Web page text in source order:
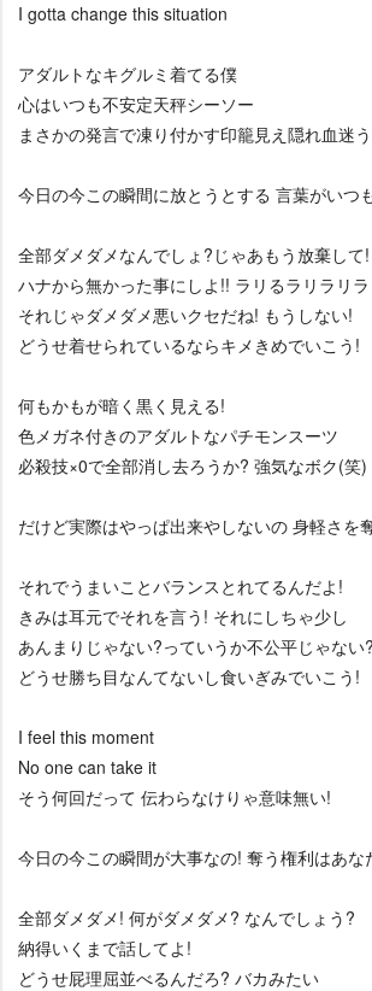
I gotta change this situation
アダルトなキグルミ着てる僕
心はいつも不安定天秤シーソー
まさかの発言で凍り付かす印籠見え隠れ血迷
今日の今この瞬間に放とうとする 言葉がいつ
全部ダメダメなんでしょ?じゃあもう放棄して!
ハナから無かった事にしよ!! ラリるラリラリラ
それじゃダメダメ悪いクセだね! もうしない!
どうせ着せられているならキメきめでいこう!
何もかもが暗く黒く見える!
色メガネ付きのアダルトなパチモンスーツ
必殺技×0で全部消し去ろうか? 強気なボク(笑)
だけど実際はやっぱ出来やしないの 身軽さを
それでうまいことバランスとれてるんだよ!
きみは耳元でそれを言う! それにしちゃ少し
あんまりじゃない?っていうか不公平じゃない?
どうせ勝ち目なんてないし食いぎみでいこう!
I feel this moment
No one can take it
そう何回だって 伝わらなけりゃ意味無い!
今日の今この瞬間が大事なの! 奪う権利はあな
全部ダメダメ! 何がダメダメ? なんでしょう?
納得いくまで話してよ!
どうせ屁理屈並べるんだろ? バカみたい